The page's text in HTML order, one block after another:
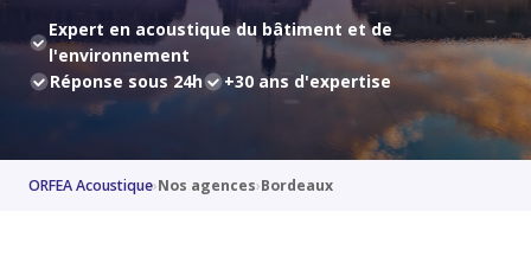
Expert en acoustique du bâtiment et de
l'environnement
Réponse sous 24h
+30 ans d'expertise
ORFEA Acoustique›Nos agences›Bordeaux